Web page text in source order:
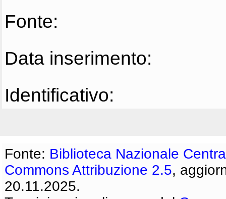
Fonte:
Data inserimento:
Identificativo:
Fonte: Biblioteca Nazionale
Commons Attribuzione 2.5,
20.11.2025.